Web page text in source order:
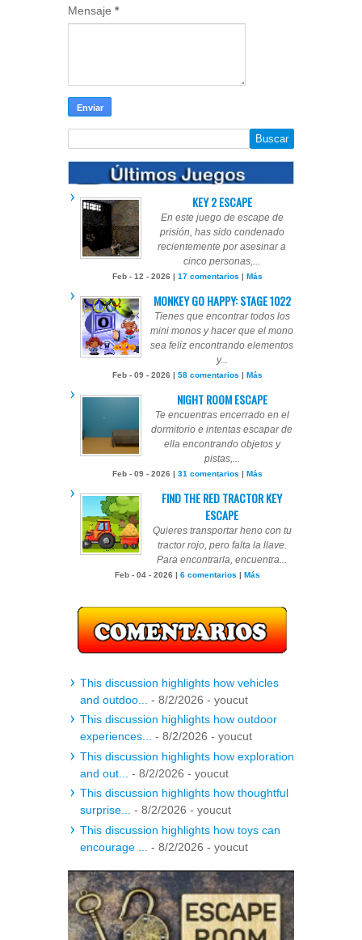
Mensaje *
KEY 2 ESCAPE
En este juego de escape de
prisión, has sido condenado
recientemente por asesinar a
cinco personas,...
Feb - 12 - 2026 | 17 comentarios | Más
MONKEY GO HAPPY: STAGE 1022
Tienes que encontrar todos los
mini monos y hacer que el mono
sea feliz encontrando elementos
y...
Feb - 09 - 2026 | 58 comentarios | Más
NIGHT ROOM ESCAPE
Te encuentras encerrado en el
dormitorio e intentas escapar de
ella encontrando objetos y
pistas,...
Feb - 09 - 2026 | 31 comentarios | Más
FIND THE RED TRACTOR KEY
ESCAPE
Quieres transportar heno con tu
tractor rojo, pero falta la llave.
Para encontrarla, encuentra...
Feb - 04 - 2026 | 6 comentarios | Más
This discussion highlights how vehicles
and outdoo...
- 8/2/2026 - youcut
This discussion highlights how outdoor
experiences... - 8/2/2026 - youcut
This discussion highlights how exploration
and out...
- 8/2/2026 - youcut
This discussion highlights how thoughtful
surprise... - 8/2/2026 - youcut
This discussion highlights how toys can
encourage ...
- 8/2/2026 - youcut